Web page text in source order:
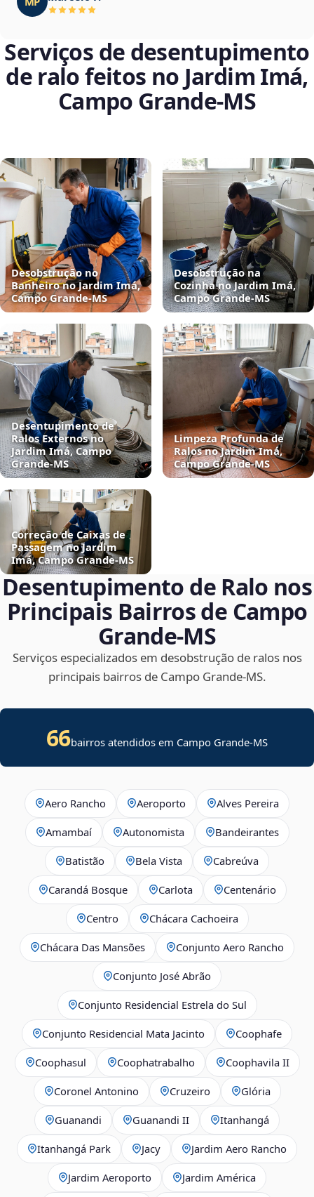
Serviços de desentupimento
de ralo feitos no Jardim Imá,
Campo Grande‑MS
Desobstrução no
Banheiro no Jardim Imá,
Campo Grande‑MS
Desobstrução na
Cozinha no Jardim Imá,
Campo Grande‑MS
Desentupimento de
Ralos Externos no
Jardim Imá, Campo
Grande‑MS
Limpeza Profunda de
Ralos no Jardim Imá,
Campo Grande‑MS
Correção de Caixas de
Passagem no Jardim
Imá, Campo Grande‑MS
Desentupimento de Ralo nos
Principais Bairros de Campo
Grande‑MS
Serviços especializados em desobstrução de ralos nos
principais bairros de Campo Grande‑MS.
66bairros atendidos em Campo Grande-MS
Aero Rancho Aeroporto Alves Pereira
Amambaí Autonomista Bandeirantes
Batistão Bela Vista Cabreúva
Carandá Bosque Carlota Centenário
Centro Chácara Cachoeira
Chácara Das Mansões Conjunto Aero Rancho
Conjunto José Abrão
Conjunto Residencial Estrela do Sul
Conjunto Residencial Mata Jacinto Coophafe
Coophasul Coophatrabalho Coophavila II
Coronel Antonino Cruzeiro Glória
Guanandi Guanandi II Itanhangá
Itanhangá Park Jacy Jardim Aero Rancho
Jardim Aeroporto Jardim América